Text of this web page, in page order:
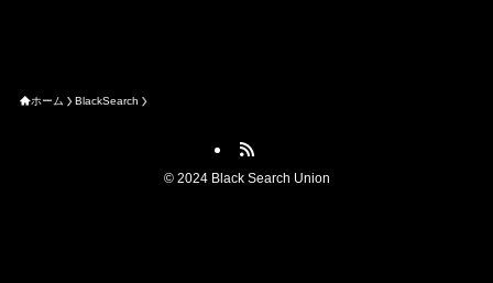
ホーム BlackSearch
©2024 Black Search Union